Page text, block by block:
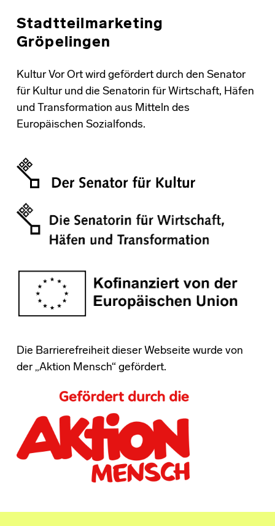
Stadtteilmarketing
Gröpelingen
Kultur Vor Ort wird gefördert durch den Senator
für Kultur und die Senatorin für Wirtschaft, Häfen
und Transformation aus Mitteln des
Europäischen Sozialfonds.
Die Barrierefreiheit dieser Webseite wurde von
der „Aktion Mensch“ gefördert.